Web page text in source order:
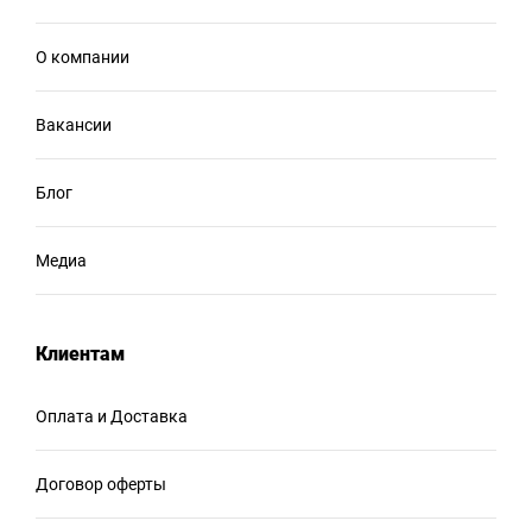
О компании
Вакансии
Блог
Медиа
Клиентам
Оплата и Доставка
Договор оферты